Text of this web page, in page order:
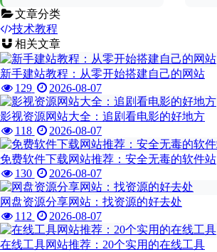
文章分类
技术教程
相关文章
新手建站教程：从零开始搭建自己的网站
129
2026-08-07
影视资源网站大全：追剧看电影的好地方
118
2026-08-07
免费软件下载网站推荐：安全无毒的软件站
130
2026-08-07
网盘资源分享网站：找资源的好去处
112
2026-08-07
在线工具网站推荐：20个实用的在线工具